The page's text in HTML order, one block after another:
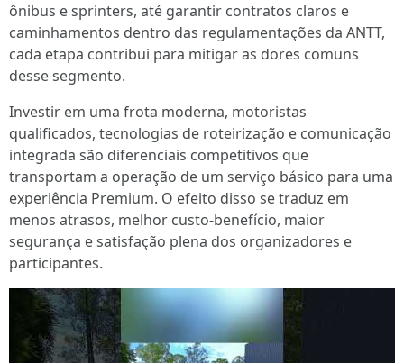
ônibus e sprinters, até garantir contratos claros e
caminhamentos dentro das regulamentações da ANTT,
cada etapa contribui para mitigar as dores comuns
desse segmento.
Investir em uma frota moderna, motoristas
qualificados, tecnologias de roteirização e comunicação
integrada são diferenciais competitivos que
transportam a operação de um serviço básico para uma
experiência Premium. O efeito disso se traduz em
menos atrasos, melhor custo-benefício, maior
segurança e satisfação plena dos organizadores e
participantes.